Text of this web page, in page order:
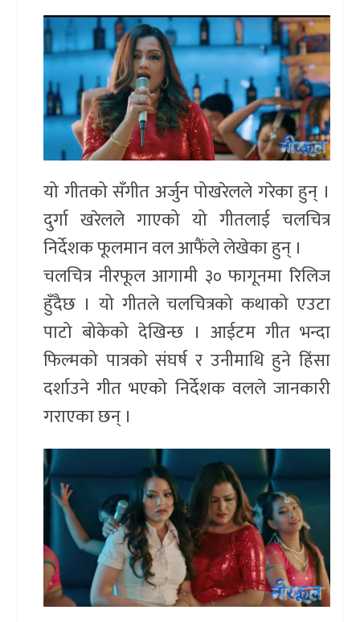
यो गीतको सँगीत अर्जुन पोखरेलले गरेका हुन् ।
दुर्गा खरेलले गाएको यो गीतलाई चलचित्र
निर्देशक फूलमान वल आफैंले लेखेका हुन् ।
चलचित्र नीरफूल आगामी ३० फागूनमा रिलिज
हुँदैछ । यो गीतले चलचित्रको कथाको एउटा
पाटो बोकेको देखिन्छ । आईटम गीत भन्दा
फिल्मको पात्रको संघर्ष र उनीमाथि हुने हिंसा
दर्शाउने गीत भएको निर्देशक वलले जानकारी
गराएका छन् ।